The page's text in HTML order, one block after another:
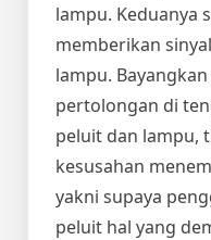
lampu. Keduanya
memberikan
lampu.
pertolongan di
peluit dan lampu,
kesusahan
yakni supaya
peluit hal yang